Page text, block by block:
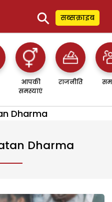
⚲ सब्सक्राइब
आपकी
समस्याएं
राजनीति
Dharma
Dharma